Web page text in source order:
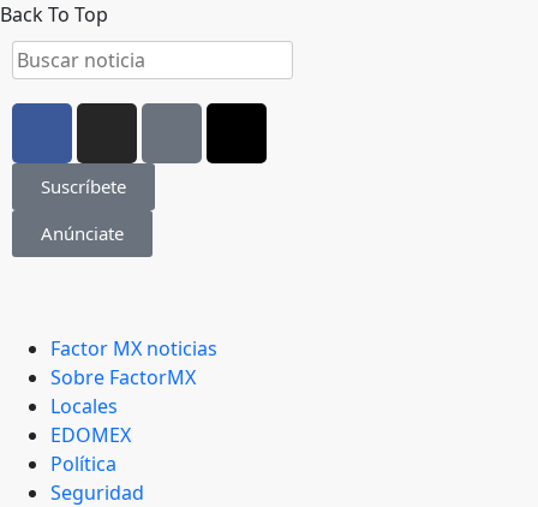
Back To Top
Suscríbete
Anúnciate
Factor MX noticias
Sobre FactorMX
Locales
EDOMEX
Política
Seguridad